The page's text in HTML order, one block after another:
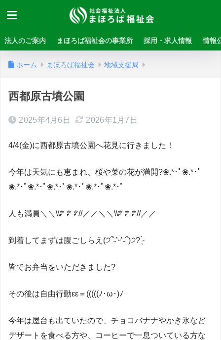
法人のご案内 まほろば福祉会の事業所 採用・求人情報 情報
ホーム まほろば福祉会 地域支援局
西都原古墳公園
2025年4月6日 2026年1月7日
4/4(金)に西都原古墳公園へ花見に行きました！
今年は天気にも恵まれ、桜や菜の花が満開?❀.*･ﾟ❀.*･ﾟ
❀.*･ﾟ❀.*･ﾟ❀.*･ﾟ❀.*･ﾟ❀.*･ﾟ❀.*･ﾟ
人も満員＼＼\\ꐕ ꐕ ꐕ//／／‍＼＼\\ꐕ ꐕ ꐕ//／／
到着してまずは腹ごしらえ(੭՞˶’ᵕ’˶՞)੭‪?‪ ̖́-‬
皆でお弁当をいただきました?
その後は自由行動εε＝(((((ﾉ･ω･)ﾉ
今年は屋台も出ていたので、チョコバナナやかき氷など
デザートを食べる方や、コーヒーで一息ついている方な